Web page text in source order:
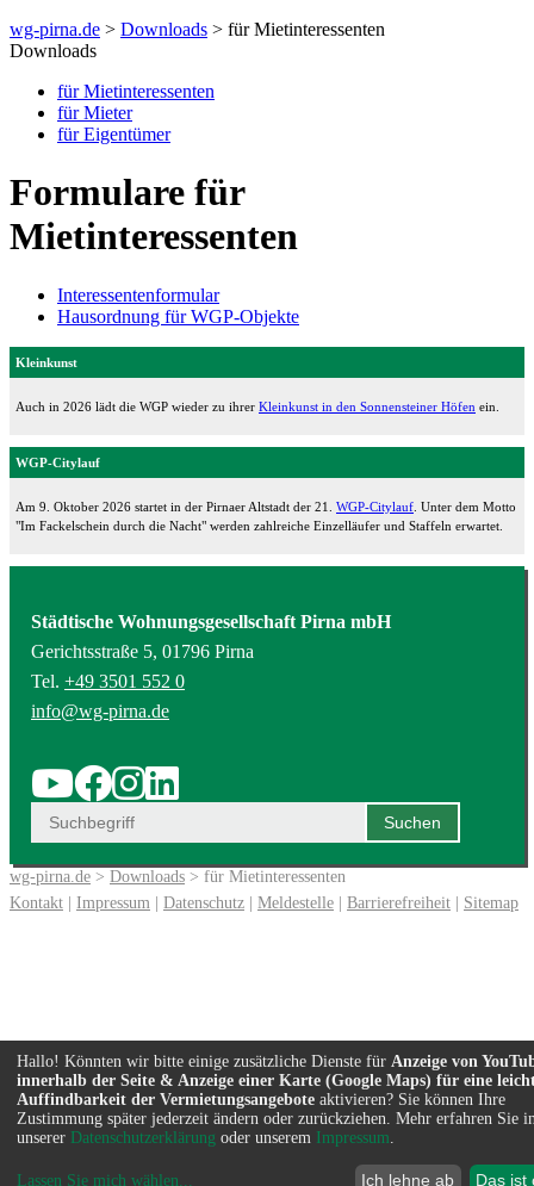
wg-pirna.de > Downloads > für Mietinteressenten
Downloads
für Mietinteressenten
für Mieter
für Eigentümer
Formulare für
Mietinteressenten
Interessentenformular
Hausordnung für WGP-Objekte
Kleinkunst
Auch in 2026 lädt die WGP wieder zu ihrer Kleinkunst in den Sonnensteiner Höfen ein.
WGP-Citylauf
Am 9. Oktober 2026 startet in der Pirnaer Altstadt der 21. WGP-Citylauf . Unter dem Motto
"Im Fackelschein durch die Nacht" werden zahlreiche Einzelläufer und Staffeln erwartet.
Städtische Wohnungsgesellschaft Pirna mbH
Gerichtsstraße 5, 01796 Pirna
Tel. +49 3501 552 0
info@wg-pirna.de
wg-pirna.de > Downloads > für Mietinteressenten
Kontakt | Impressum | Datenschutz | Meldestelle | Barrierefreiheit | Sitemap
Hallo! Könnten wir bitte einige zusätzliche Dienste für Anzeige von
innerhalb der Seite & Anzeige einer Karte (Google Maps) für eine
Auffindbarkeit der Vermietungsangebote aktivieren? Sie können Ihre
Zustimmung später jederzeit ändern oder zurückziehen. Mehr erfahren Sie
unserer Datenschutzerklärung oder unserem Impressum
Lassen Sie mich wählen... Ich lehne ab Das ist